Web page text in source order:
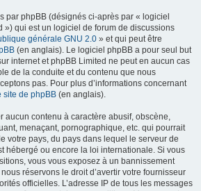
par phpBB (désignés ci-après par « logiciel
») qui est un logiciel de forum de discussions
générale GNU 2.0 » et qui peut être
(en anglais). Le logiciel phpBB a pour seul but
internet et phpBB Limited ne peut en aucun cas
de la conduite et du contenu que nous
pas. Pour plus d’informations concernant
site de phpBB (en anglais).
aucun contenu à caractère abusif, obscène,
menaçant, pornographique, etc. qui pourrait
votre pays, du pays dans lequel le serveur de
hébergé ou encore la loi internationale. Si vous
vous vous exposez à un bannissement
réservons le droit d’avertir votre fournisseur
officielles. L’adresse IP de tous les messages